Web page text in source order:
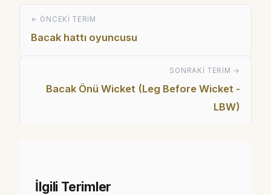
← ÖNCEKI TERIM
Bacak hattı oyuncusu
SONRAKI TERIM →
Bacak Önü Wicket (Leg Before Wicket -
LBW)
İlgili Terimler